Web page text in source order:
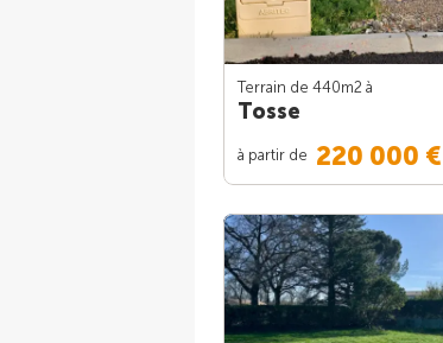
Terrain de 440m2 à
Tosse
à partir de 220 000 €